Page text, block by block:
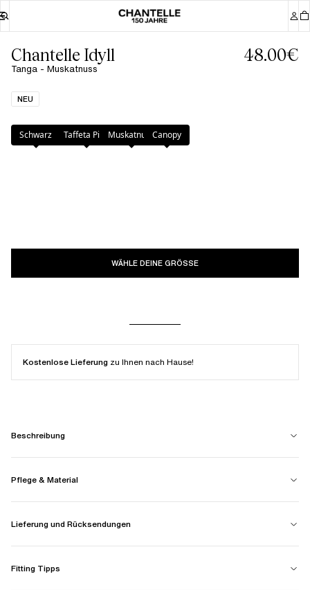
Chantelle Idyll
Tanga - Muskatnuss
48.00€
NEU
Farbe: Muskatnuss
Schwarz Taffeta Pink MuskatnussCanopy
WÄHLE DEINE GRÖSSE
Kostenlose Lieferung zu Ihnen nach Hause!
Beschreibung
Pflege & Material
Lieferung und Rücksendungen
Fitting Tipps